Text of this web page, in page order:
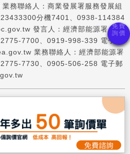
務聯絡人：商業發展署服務發展組
分機7401、0938-114384
發言人：經濟部能源署 陳
7700、0919-998-339 電子郵
業務聯絡人：經濟部能源署
7730、0905-506-258 電子郵